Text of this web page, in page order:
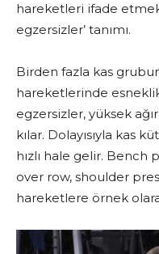
hareketleri ifade etmek
egzersizler’ tanımı.
Birden fazla kas
hareketlerinde
egzersizler, yüksek
kılar. Dolayısıyla kas
hızlı hale gelir. Bench
over row, shoulder
hareketlere örnek